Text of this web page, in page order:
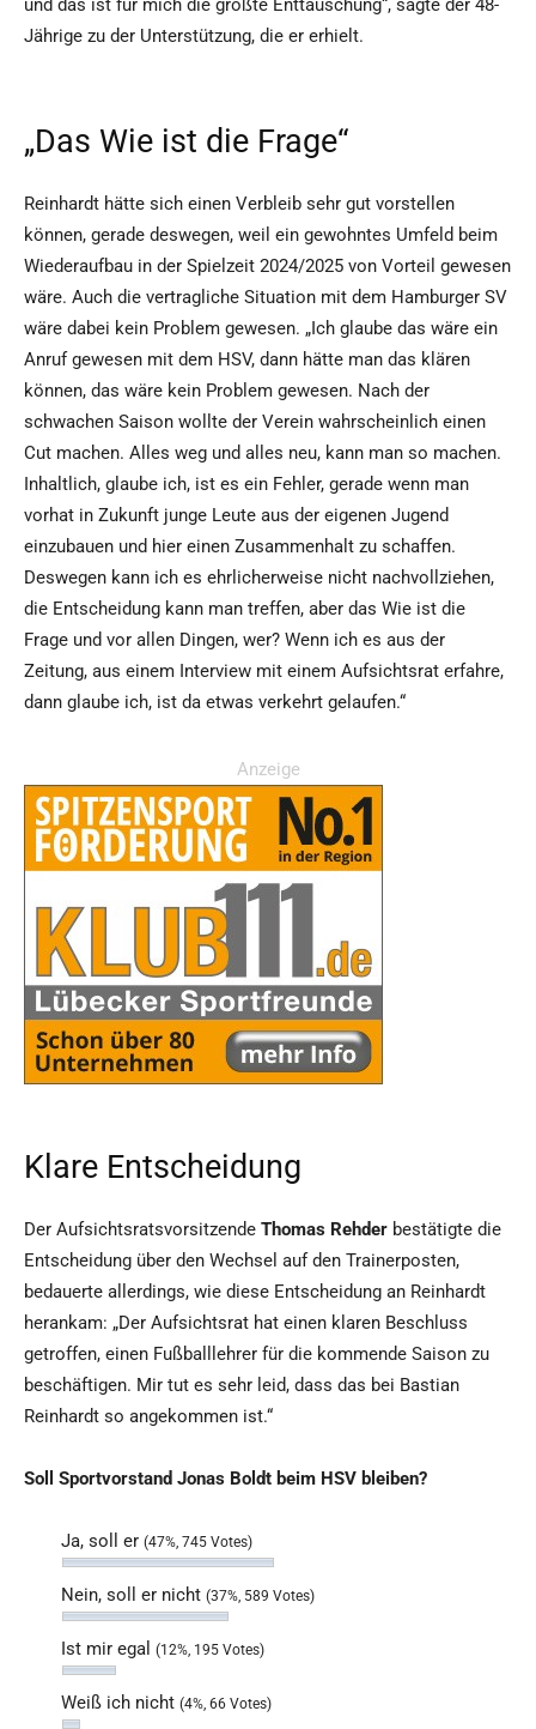
und das ist für mich die größte Enttäuschung“, sagte der 48-
Jährige zu der Unterstützung, die er erhielt.
„Das Wie ist die Frage“
Reinhardt hätte sich einen Verbleib sehr gut vorstellen
können, gerade deswegen, weil ein gewohntes Umfeld beim
Wiederaufbau in der Spielzeit 2024/2025 von Vorteil gewesen
wäre. Auch die vertragliche Situation mit dem Hamburger SV
wäre dabei kein Problem gewesen. „Ich glaube das wäre ein
Anruf gewesen mit dem HSV, dann hätte man das klären
können, das wäre kein Problem gewesen. Nach der
schwachen Saison wollte der Verein wahrscheinlich einen
Cut machen. Alles weg und alles neu, kann man so machen.
Inhaltlich, glaube ich, ist es ein Fehler, gerade wenn man
vorhat in Zukunft junge Leute aus der eigenen Jugend
einzubauen und hier einen Zusammenhalt zu schaffen.
Deswegen kann ich es ehrlicherweise nicht nachvollziehen,
die Entscheidung kann man treffen, aber das Wie ist die
Frage und vor allen Dingen, wer? Wenn ich es aus der
Zeitung, aus einem Interview mit einem Aufsichtsrat erfahre,
dann glaube ich, ist da etwas verkehrt gelaufen.“
Anzeige
Klare Entscheidung
Der Aufsichtsratsvorsitzende Thomas Rehder bestätigte die
Entscheidung über den Wechsel auf den Trainerposten,
bedauerte allerdings, wie diese Entscheidung an Reinhardt
herankam: „Der Aufsichtsrat hat einen klaren Beschluss
getroffen, einen Fußballlehrer für die kommende Saison zu
beschäftigen. Mir tut es sehr leid, dass das bei Bastian
Reinhardt so angekommen ist.“
Soll Sportvorstand Jonas Boldt beim HSV bleiben?
Ja, soll er (47%, 745 Votes)
Nein, soll er nicht (37%, 589 Votes)
Ist mir egal (12%, 195 Votes)
Weiß ich nicht (4%, 66 Votes)